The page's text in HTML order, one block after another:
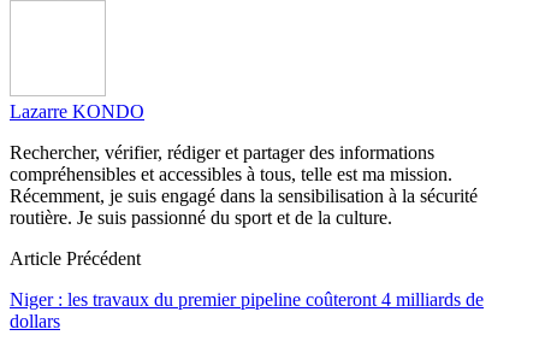
Lazarre KONDO
Rechercher, vérifier, rédiger et partager des informations
compréhensibles et accessibles à tous, telle est ma mission.
Récemment, je suis engagé dans la sensibilisation à la sécurité
routière. Je suis passionné du sport et de la culture.
Article Précédent
Niger : les travaux du premier pipeline coûteront 4 milliards de
dollars